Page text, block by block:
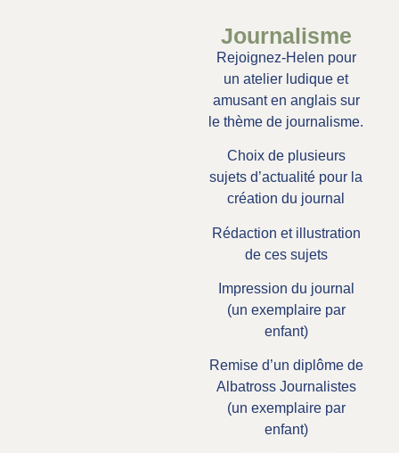
Journalisme
Rejoignez-Helen pour
un atelier ludique et
amusant en anglais sur
le thème de journalisme.
Choix de plusieurs
sujets d’actualité pour la
création du journal
Rédaction et illustration
de ces sujets
Impression du journal
(un exemplaire par
enfant)
Remise d’un diplôme de
Albatross Journalistes
(un exemplaire par
enfant)